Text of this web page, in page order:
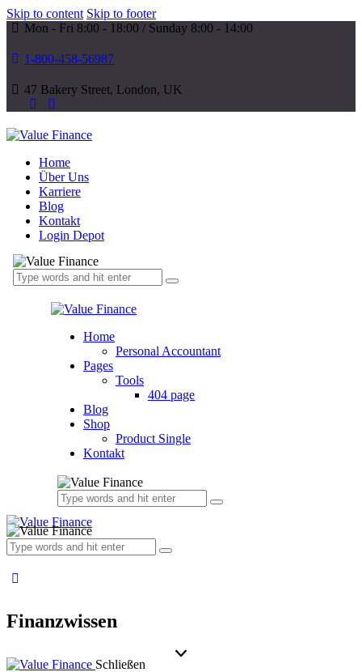
Skip to content Skip to footer
Mon - Fri 8:00 - 18:00 / Sunday 8:00 - 14:00
1-800-458-56987
47 Bakery Street, London, UK
Home
Über Uns
Karriere
Blog
Kontakt
Login Depot
Home
Personal Accountant
Pages
Tools
404 page
Blog
Shop
Product Single
Kontakt
Finanzwissen
Schließen